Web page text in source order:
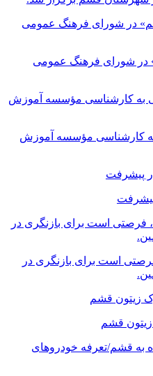
در شورای فرهنگ عمومی
به کارشناسی مؤسسه آموزش
است برای بازنگری در
قشم